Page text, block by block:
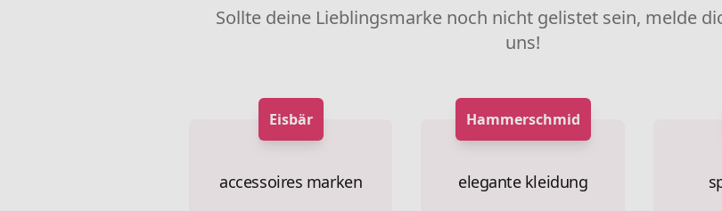
Sollte deine Lieblingsmarke noch nicht gelistet sein, melde
uns!
Eisbär
accessoires marken
Hammerschmid
elegante kleidung